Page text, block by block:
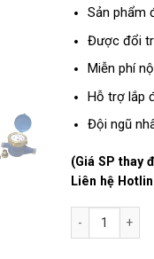
Sản phẩm
Được đổi
Miễn phí
Hỗ trợ lắp
Đội ngũ
(Giá SP thay
Liên hệ
Đồng Hồ Nước